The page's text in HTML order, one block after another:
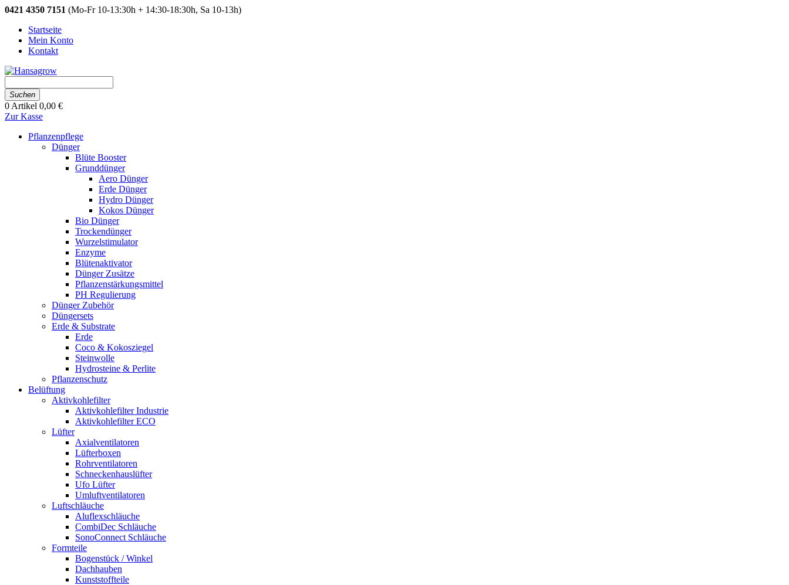
0421 4350 7151 (Mo-Fr 10-13:30h + 14:30-18:30h, Sa 10-13h)
Startseite
Mein Konto
Kontakt
Suchen
0 Artikel 0,00 €
Zur Kasse
Pflanzenpflege
Dünger
Blüte Booster
Grunddünger
Aero Dünger
Erde Dünger
Hydro Dünger
Kokos Dünger
Bio Dünger
Trockendünger
Wurzelstimulator
Enzyme
Blütenaktivator
Dünger Zusätze
Pflanzenstärkungsmittel
PH Regulierung
Dünger Zubehör
Düngersets
Erde & Substrate
Erde
Coco & Kokosziegel
Steinwolle
Hydrosteine & Perlite
Pflanzenschutz
Belüftung
Aktivkohlefilter
Aktivkohlefilter Industrie
Aktivkohlefilter ECO
Lüfter
Axialventilatoren
Lüfterboxen
Rohrventilatoren
Schneckenhauslüfter
Ufo Lüfter
Umluftventilatoren
Luftschläuche
Aluflexschläuche
CombiDec Schläuche
SonoConnect Schläuche
Formteile
Bogenstück / Winkel
Dachhauben
Kunststoffteile